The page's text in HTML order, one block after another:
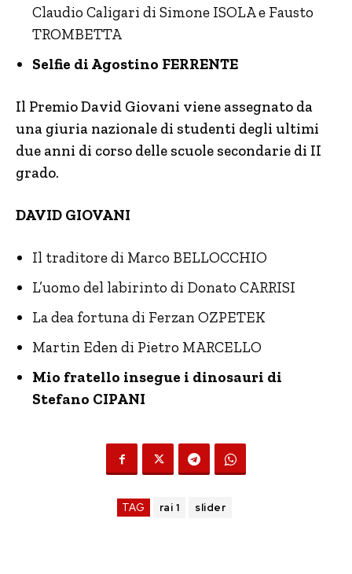
Claudio Caligari di Simone ISOLA e Fausto
TROMBETTA
Selfie di Agostino FERRENTE
Il Premio David Giovani viene assegnato da
una giuria nazionale di studenti degli ultimi
due anni di corso delle scuole secondarie di II
grado.
DAVID GIOVANI
Il traditore di Marco BELLOCCHIO
L’uomo del labirinto di Donato CARRISI
La dea fortuna di Ferzan OZPETEK
Martin Eden di Pietro MARCELLO
Mio fratello insegue i dinosauri di
Stefano CIPANI
TAG rai 1 slider